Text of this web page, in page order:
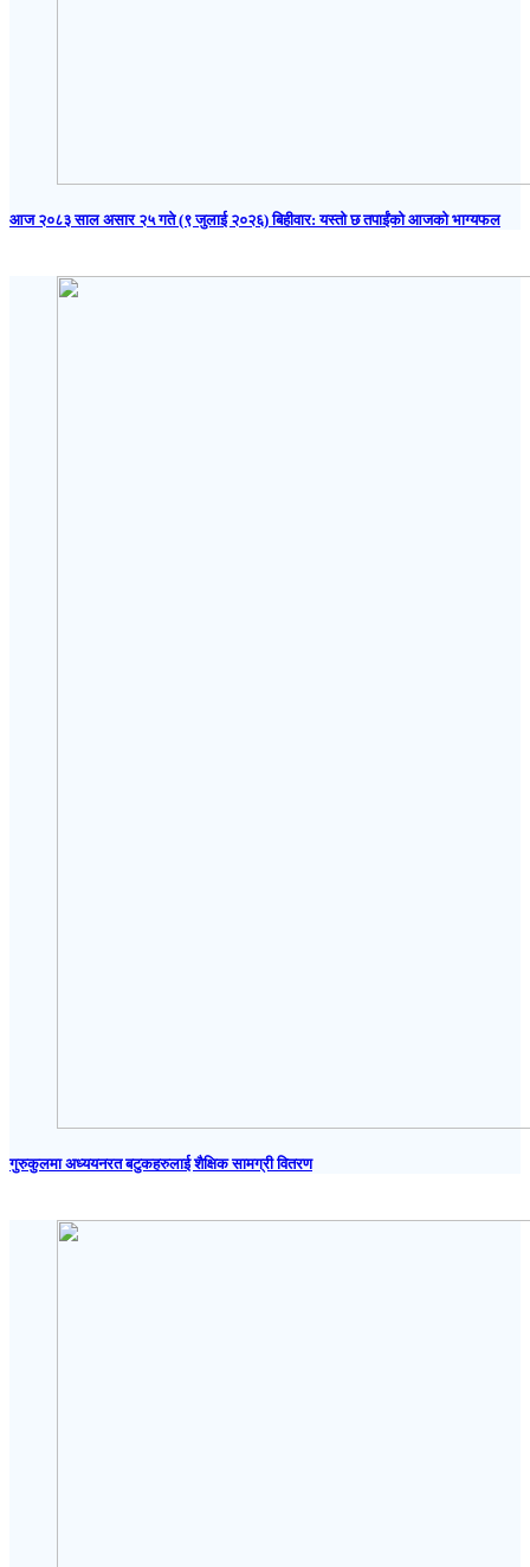
आज २०८३ साल असार २५ गते (९ जुलाई २०२६) बिहीवार: यस्तो छ तपाईंको आजको भाग्यफल
गुरुकुलमा अध्ययनरत बटुकहरुलाई शैक्षिक सामग्री वितरण